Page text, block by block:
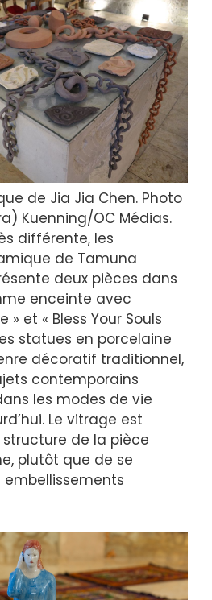
de Jia Jia Chen. Photo
Kuenning/OC Médias.
différente, les
de Tamuna
deux pièces dans
enceinte avec
et « Bless Your Souls
statues en porcelaine
décoratif traditionnel,
contemporains
les modes de vie
Le vitrage est
de la pièce
plutôt que de se